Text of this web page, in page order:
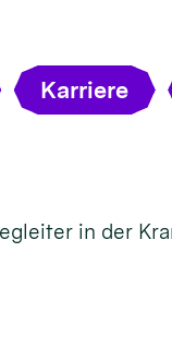
Karriere
in der